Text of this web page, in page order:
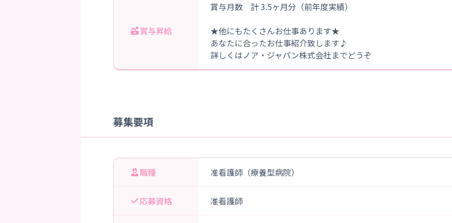
賞与昇給
賞与月数 計 3.5ヶ月分（前年度実績）
★他にもたくさんお仕事あります★
あなたに合ったお仕事紹介致します♪
詳しくはノア・ジャパン株式会社までどうぞ
募集要項
職種 准看護師（療養型病院）
応募資格 准看護師